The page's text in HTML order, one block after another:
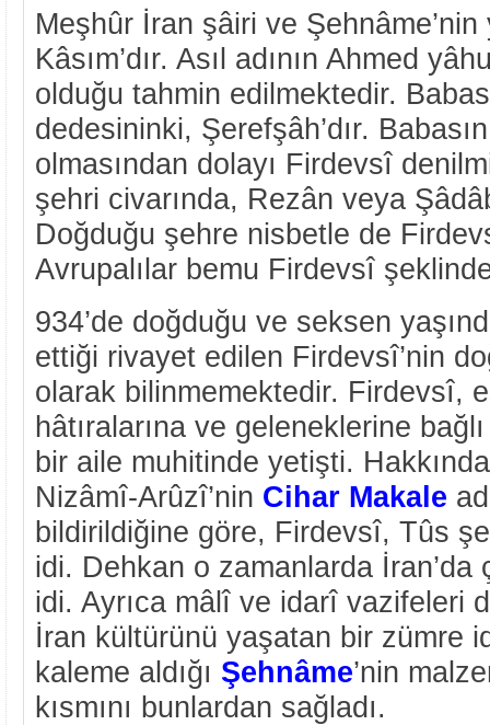
Meşhûr İran şâiri ve Şehnâme’nin
Kâsım’dır. Asıl adının Ahmed
olduğu tahmin edilmektedir.
dedesininki, Şerefşâh’dır.
olmasından dolayı Firdevsî
şehri civarında, Rezân veya
Doğduğu şehre nisbetle de
Avrupalılar bemu Firdevsî
934’de doğduğu ve seksen
ettiği rivayet edilen Firdevsî’nin
olarak bilinmemektedir. Firdevsî,
hâtıralarına ve geleneklerine
bir aile muhitinde yetişti.
Nizâmî-Arûzî’nin Cihar Makale
bildirildiğine göre, Firdevsî, Tûs
idi. Dehkan o zamanlarda İran’da
idi. Ayrıca mâlî ve idarî vazifeleri
İran kültürünü yaşatan bir zümre
kaleme aldığı Şehnâme’nin
kısmını bunlardan sağladı.